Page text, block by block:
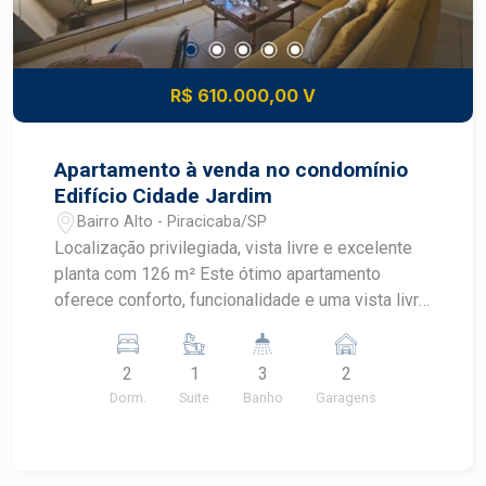
R$ 610.000,00 V
Apartamento à venda no condomínio
Edifício Cidade Jardim
Bairro Alto - Piracicaba/SP
Localização privilegiada, vista livre e excelente
planta com 126 m² Este ótimo apartamento
oferece conforto, funcionalidade e uma vista livre
desejadas da cidade. Com espaços bem
distribuídos e acabamentos de qualidade, é ideal
para quem busca praticidade sem abrir mão de
2
Dorm.
1
Suite
3
Banho
2
Garagens